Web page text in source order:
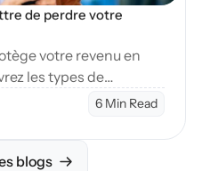
de perdre votre
votre revenu en
les types de
sécuriser votre avenir
6 Min Read
blogs